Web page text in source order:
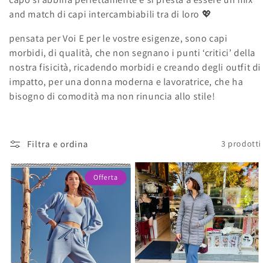
l
e
z
i
n
e
:
and match di capi intercambiabili tra di loro 💖
pensata per Voi E per le vostre esigenze, sono capi
morbidi, di qualità, che non segnano i punti ‘critici’ della
nostra fisicità, ricadendo morbidi e creando degli outfit di
impatto, per una donna moderna e lavoratrice, che ha
bisogno di comodità ma non rinuncia allo stile!
Filtra e ordina 3 prodotti
Offerta